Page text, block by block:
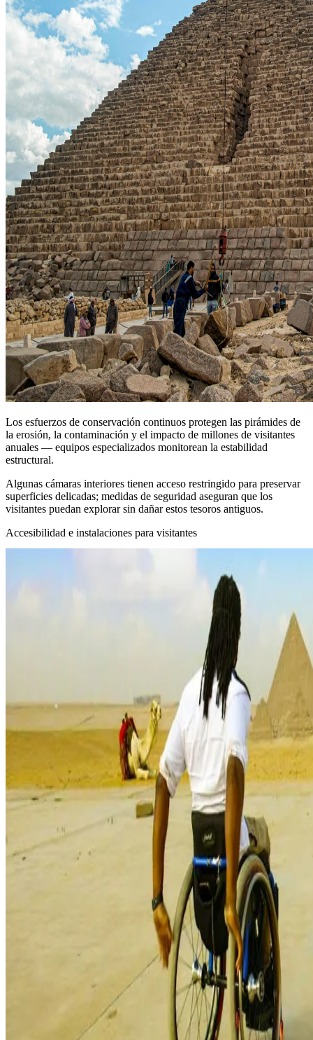
Los esfuerzos de conservación continuos protegen las pirámides de
la erosión, la contaminación y el impacto de millones de visitantes
anuales — equipos especializados monitorean la estabilidad
estructural.
Algunas cámaras interiores tienen acceso restringido para preservar
superficies delicadas; medidas de seguridad aseguran que los
visitantes puedan explorar sin dañar estos tesoros antiguos.
Accesibilidad e instalaciones para visitantes